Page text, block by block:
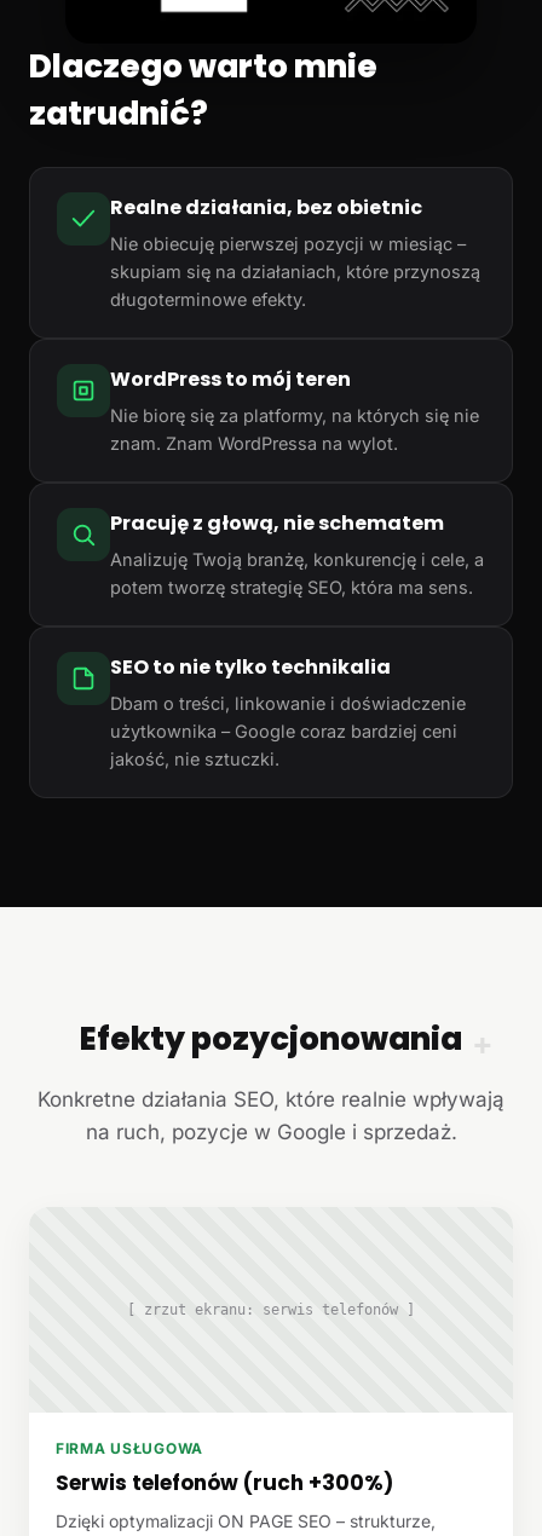
Dlaczego warto mnie
zatrudnić?
Realne działania, bez obietnic
Nie obiecuję pierwszej pozycji w miesiąc –
skupiam się na działaniach, które przynoszą
długoterminowe efekty.
WordPress to mój teren
Nie biorę się za platformy, na których się nie
znam. Znam WordPressa na wylot.
Pracuję z głową, nie schematem
Analizuję Twoją branżę, konkurencję i cele, a
potem tworzę strategię SEO, która ma sens.
SEO to nie tylko technikalia
Dbam o treści, linkowanie i doświadczenie
użytkownika – Google coraz bardziej ceni
jakość, nie sztuczki.
+
Efekty pozycjonowania
Konkretne działania SEO, które realnie wpływają
na ruch, pozycje w Google i sprzedaż.
[ zrzut ekranu: serwis telefonów ]
FIRMA USŁUGOWA
Serwis telefonów (ruch +300%)
Dzięki optymalizacji ON PAGE SEO – strukturze,